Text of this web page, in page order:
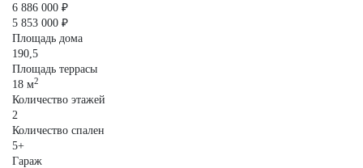
6 886 000 ₽
5 853 000 ₽
Площадь дома
190,5
Площадь террасы
18 м2
Количество этажей
2
Количество спален
5+
Гараж